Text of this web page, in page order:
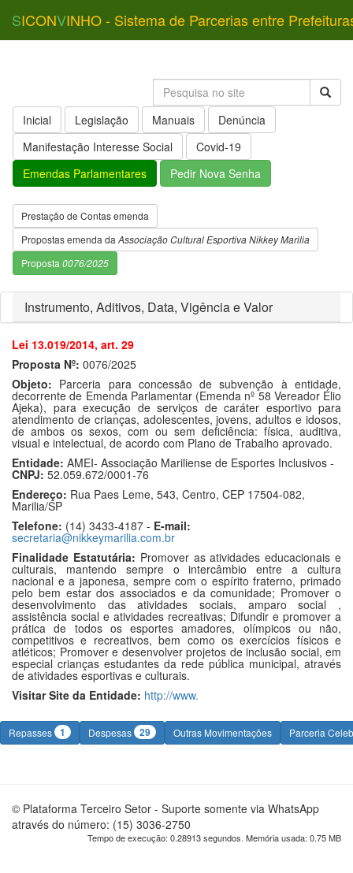
SICONVINHO - Sistema de Parcerias entre
Inicial Legislação Manuais
Denúncia
Manifestação Interesse Social
Covid-19
Emendas Parlamentares
Pedir Nova Senha
Prestação de Contas emenda
Propostas emenda da Associação Cultural Esportiva Nikkey Marilia
Proposta 0076/2025
Instrumento, Aditivos, Data, Vigência e Valor
Lei 13.019/2014, art. 29
Proposta Nº: 0076/2025
Objeto: Parceria para concessão de subvenção à entidade,
decorrente de Emenda Parlamentar (Emenda nº 58 Vereador Élio
Ajeka), para execução de serviços de caráter esportivo para
atendimento de crianças, adolescentes, jovens, adultos e idosos,
de ambos os sexos, com ou sem deficiência: física, auditiva,
visual e intelectual, de acordo com Plano de Trabalho aprovado.
Entidade: AMEI- Associação Mariliense de Esportes Inclusivos -
CNPJ: 52.059.672/0001-76
Endereço: Rua Paes Leme, 543, Centro, CEP 17504-082,
Marilia/SP
Telefone: (14) 3433-4187 - E-mail:
secretaria@nikkeymarilia.com.br
Finalidade Estatutária: Promover as atividades educacionais e
culturais, mantendo sempre o intercâmbio entre a cultura
nacional e a japonesa, sempre com o espírito fraterno, primado
pelo bem estar dos associados e da comunidade; Promover o
desenvolvimento das atividades sociais, amparo social ,
assistência social e atividades recreativas; Difundir e promover a
prática de todos os esportes amadores, olímpicos ou não,
competitivos e recreativos, bem como os exercícios físicos e
atléticos; Promover e desenvolver projetos de inclusão social, em
especial crianças estudantes da rede pública municipal, através
de atividades esportivas e culturais.
Visitar Site da Entidade: http://www.
Repasses 1 Despesas 29 Outras Movimentações Parceria
© Plataforma Terceiro Setor - Suporte somente via WhatsApp
através do número: (15) 3036-2750
Tempo de execução: 0.28913 segundos. Memória usada: 0.75 MB